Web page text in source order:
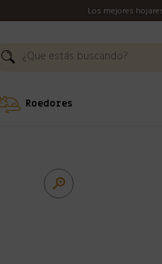
Los mejores
Roedores
